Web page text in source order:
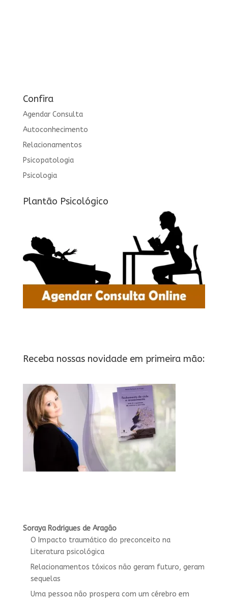
Confira
Agendar Consulta
Autoconhecimento
Relacionamentos
Psicopatologia
Psicologia
Plantão Psicológico
Receba nossas novidade em primeira mão:
Soraya Rodrigues de Aragão
O Impacto traumático do preconceito na
Literatura psicológica
Relacionamentos tóxicos não geram futuro, geram
sequelas
Uma pessoa não prospera com um cérebro em